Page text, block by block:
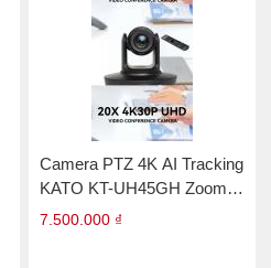
Camera PTZ 4K AI Tracking
KATO KT-UH45GH Zoom
20X
7.500.000 ₫